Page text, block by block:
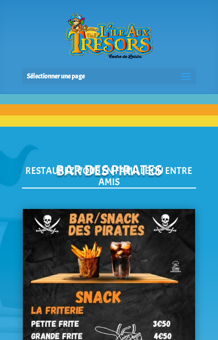
Sélectionner une page
BAR DES PIRATES
RESTAUREZ-VOUS EN FAMILLE OU ENTRE
AMIS